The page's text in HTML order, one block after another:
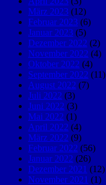
März 2023 (12)
Februar 2023 (6)
Januar 2023 (5)
Dezember 2022 (2)
November 2022 (4)
Oktober 2022 (4)
September 2022 (11)
August 2022 (7)
Juli 2022 (3)
Juni 2022 (3)
Mai 2022 (1)
April 2022 (4)
März 2022 (9)
Februar 2022 (56)
Januar 2022 (26)
Dezember 2021 (12)
November 2021 (1)